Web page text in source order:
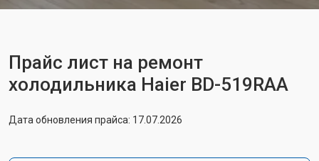
Прайс лист на ремонт
холодильника Haier BD-519RAA
Дата обновления прайса: 17.07.2026